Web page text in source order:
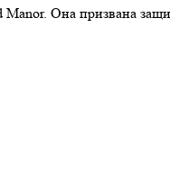
Она призвана